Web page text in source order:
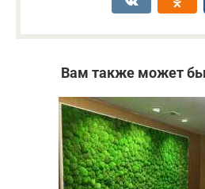
Вам также может